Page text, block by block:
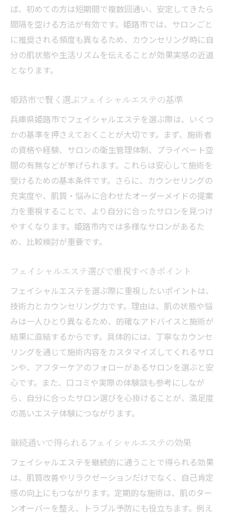
ば、初めての方は短期間で複数回通い、安定してきたら
間隔を空ける方法が有効です。姫路市では、サロンごと
に推奨される頻度も異なるため、カウンセリング時に自
分の肌状態や生活リズムを伝えることが効果実感の近道
となります。
姫路市で賢く選ぶフェイシャルエステの基準
兵庫県姫路市でフェイシャルエステを選ぶ際は、いくつ
かの基準を押さえておくことが大切です。まず、施術者
の資格や経験、サロンの衛生管理体制、プライベート空
間の有無などが挙げられます。これらは安心して施術を
受けるための基本条件です。さらに、カウンセリングの
充実度や、肌質・悩みに合わせたオーダーメイドの提案
力を重視することで、より自分に合ったサロンを見つけ
やすくなります。姫路市内では多様なサロンがあるた
め、比較検討が重要です。
フェイシャルエステ選びで重視すべきポイント
フェイシャルエステを選ぶ際に重視したいポイントは、
技術力とカウンセリング力です。理由は、肌の状態や悩
みは一人ひとり異なるため、的確なアドバイスと施術が
結果に直結するからです。具体的には、丁寧なカウンセ
リングを通じて施術内容をカスタマイズしてくれるサロ
ンや、アフターケアのフォローがあるサロンを選ぶと安
心です。また、口コミや実際の体験談も参考にしなが
ら、自分に合ったサロン選びを心掛けることが、満足度
の高いエステ体験につながります。
継続通いで得られるフェイシャルエステの効果
フェイシャルエステを継続的に通うことで得られる効果
は、肌質改善やリラクゼーションだけでなく、自己肯定
感の向上にもつながります。定期的な施術は、肌のター
ンオーバーを整え、トラブル予防にも役立ちます。例え